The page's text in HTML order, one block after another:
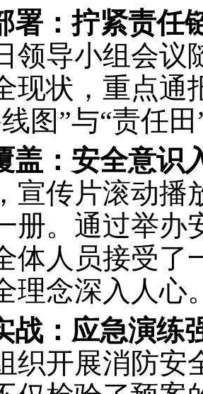
署：拧紧责任
领导小组会议
现状，重点通
图”与“责任
盖：安全意识
宣传片滚动播
册。通过举办
体人员接受了
理念深入人心
战：应急演练
织开展消防安